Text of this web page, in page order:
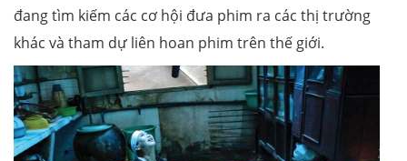
đang tìm kiếm các cơ hội đưa phim ra các thị trường
khác và tham dự liên hoan phim trên thế giới.